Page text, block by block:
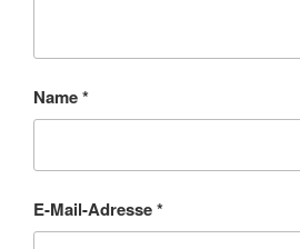
Name*
E-Mail-Adresse*